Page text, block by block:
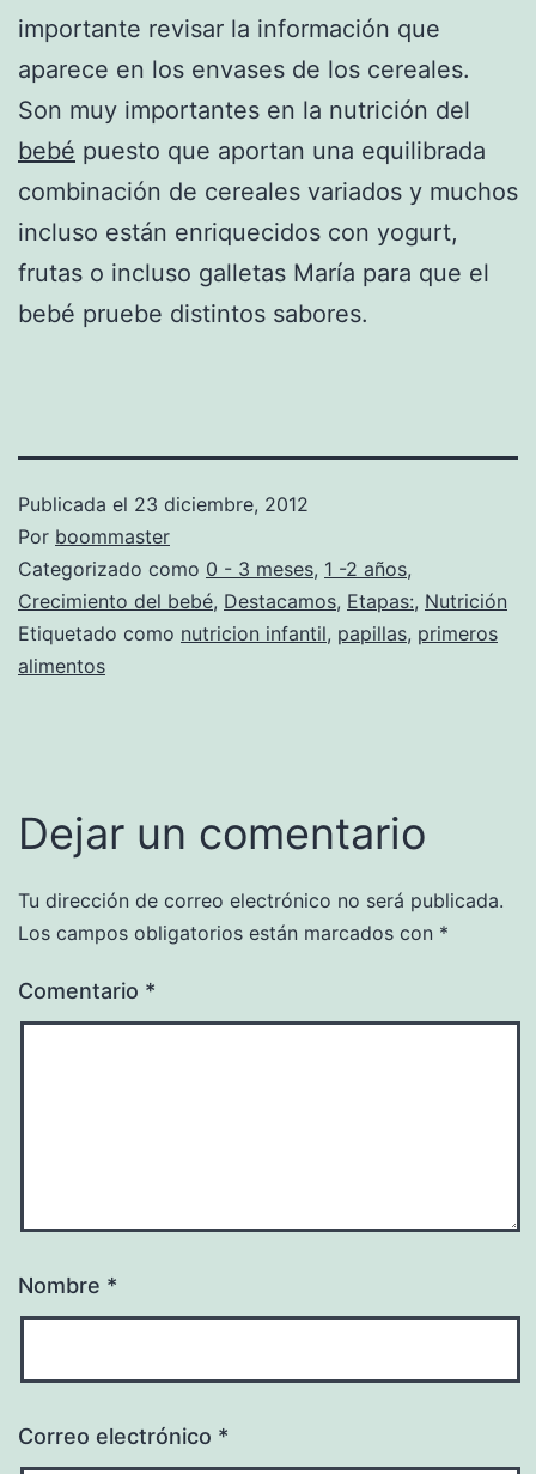
importante revisar la información que
aparece en los envases de los cereales.
Son muy importantes en la nutrición del
bebé puesto que aportan una equilibrada
combinación de cereales variados y muchos
incluso están enriquecidos con yogurt,
frutas o incluso galletas María para que el
bebé pruebe distintos sabores.
Publicada el 23 diciembre, 2012
Por boommaster
Categorizado como 0 - 3 meses, 1 -2 años,
Crecimiento del bebé, Destacamos, Etapas:, Nutrición
Etiquetado como nutricion infantil, papillas, primeros
alimentos
Dejar un comentario
Tu dirección de correo electrónico no será publicada.
Los campos obligatorios están marcados con *
Comentario *
Nombre *
Correo electrónico *